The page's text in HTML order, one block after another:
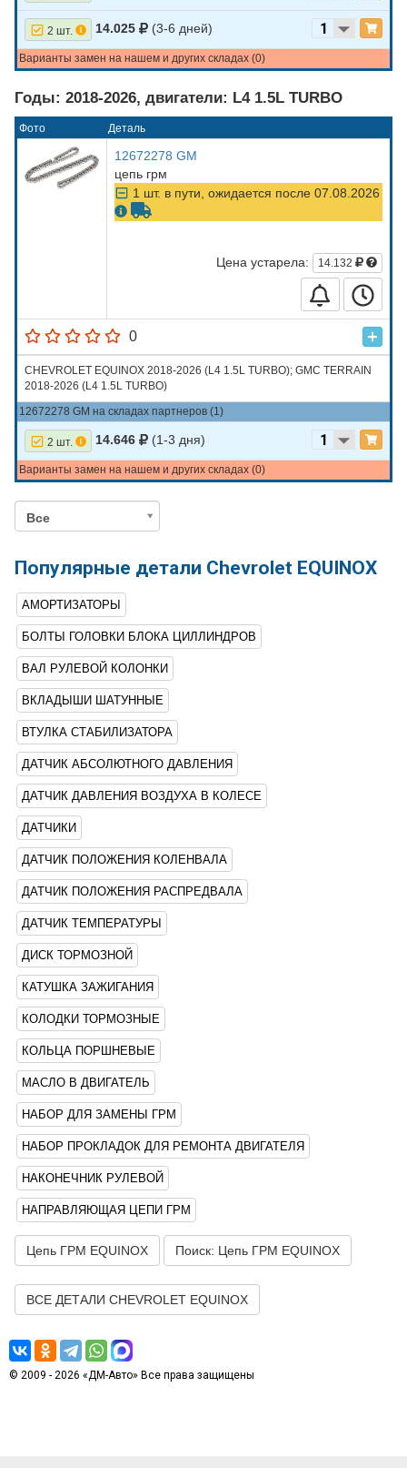
2 шт. 14.025 (3-6 дней)
Варианты замен на нашем и других складах (0)
Годы: 2018-2026, двигатели: L4 1.5L TURBO
Фото Деталь
12672278 GM
цепь грм
1 шт. в пути, ожидается после 07.08.2026
Цена устарела: 14.132
0
CHEVROLET EQUINOX 2018-2026 (L4 1.5L TURBO); GMC TERRAIN
2018-2026 (L4 1.5L TURBO)
12672278 GM на складах партнеров (1)
2 шт. 14.646 (1-3 дня)
Варианты замен на нашем и других складах (0)
Все
Популярные детали Chevrolet EQUINOX
АМОРТИЗАТОРЫ
БОЛТЫ ГОЛОВКИ БЛОКА ЦИЛЛИНДРОВ
ВАЛ РУЛЕВОЙ КОЛОНКИ
ВКЛАДЫШИ ШАТУННЫЕ
ВТУЛКА СТАБИЛИЗАТОРА
ДАТЧИК АБСОЛЮТНОГО ДАВЛЕНИЯ
ДАТЧИК ДАВЛЕНИЯ ВОЗДУХА В КОЛЕСЕ
ДАТЧИКИ
ДАТЧИК ПОЛОЖЕНИЯ КОЛЕНВАЛА
ДАТЧИК ПОЛОЖЕНИЯ РАСПРЕДВАЛА
ДАТЧИК ТЕМПЕРАТУРЫ
ДИСК ТОРМОЗНОЙ
КАТУШКА ЗАЖИГАНИЯ
КОЛОДКИ ТОРМОЗНЫЕ
КОЛЬЦА ПОРШНЕВЫЕ
МАСЛО В ДВИГАТЕЛЬ
НАБОР ДЛЯ ЗАМЕНЫ ГРМ
НАБОР ПРОКЛАДОК ДЛЯ РЕМОНТА ДВИГАТЕЛЯ
НАКОНЕЧНИК РУЛЕВОЙ
НАПРАВЛЯЮЩАЯ ЦЕПИ ГРМ
Цепь ГРМ EQUINOX Поиск: Цепь ГРМ EQUINOX
ВСЕ ДЕТАЛИ CHEVROLET EQUINOX
© 2009 - 2026 «ДМ-Авто» Все права защищены